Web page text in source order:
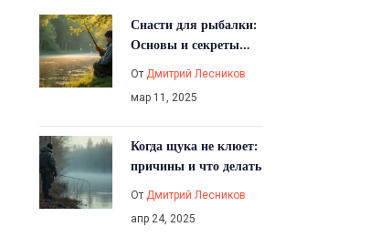
Снасти для рыбалки:
Основы и секреты
От Дмитрий Лесников
мар 11, 2025
Когда щука не клюет:
причины и что делать
От Дмитрий Лесников
апр 24, 2025